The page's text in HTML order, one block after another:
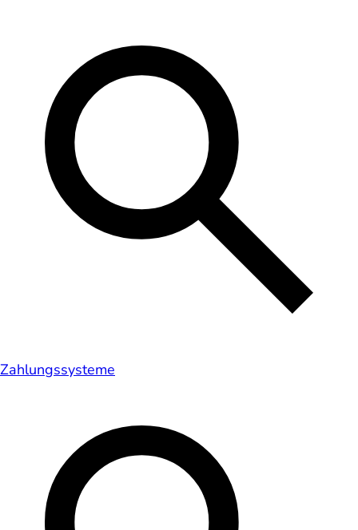
Zahlungssysteme